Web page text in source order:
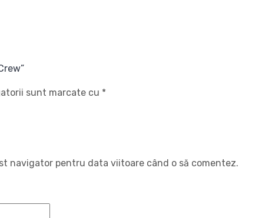
sunt marcate cu *
navigator pentru data viitoare când o să comentez.